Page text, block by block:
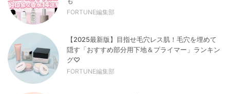
FORTUNE編集部
【2025最新版】目指せ毛穴レス肌！毛穴を埋めて
隠す「おすすめ部分用下地＆プライマー」ランキン
グ♡
FORTUNE編集部